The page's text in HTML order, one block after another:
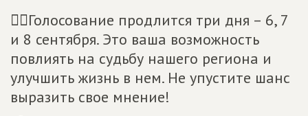
☝🏻Голосование продлится три дня – 6, 7
и 8 сентября. Это ваша возможность
повлиять на судьбу нашего региона и
улучшить жизнь в нем. Не упустите шанс
выразить свое мнение!